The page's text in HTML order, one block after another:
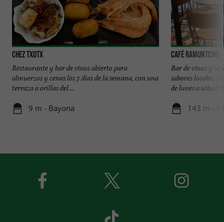
Chez Txotx
Restaurante y bar de vinos abierto para
almuerzos y cenas los 7 días de la semana, con una
terraza a orillas del ...
9 m - Bayona
Café Ramuntcho
Bar de vinos y
sabores locales.
de lunes a sábado
143 m -